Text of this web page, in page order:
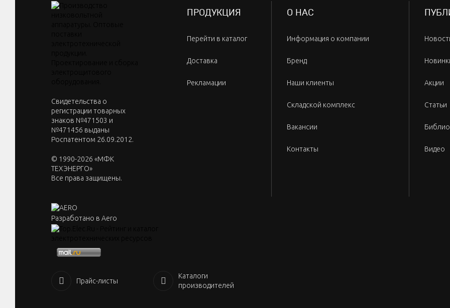
Cвидетельства о
регистрации товарных
знаков №471503 и
№471456 выданы
Роспатентом 26.09.2012.
© 1990-2026 «МФК
ТЕХЭНЕРГО»
Все права защищены.
Разработано в Aero
ПРОДУКЦИЯ
Перейти в каталог
Доставка
Рекламации
О НАС
Информация о компании
Бренд
Наши клиенты
Складской комплекс
Вакансии
Контакты
Акции
Статьи
Видео
Прайс-листы
Каталоги
производителей